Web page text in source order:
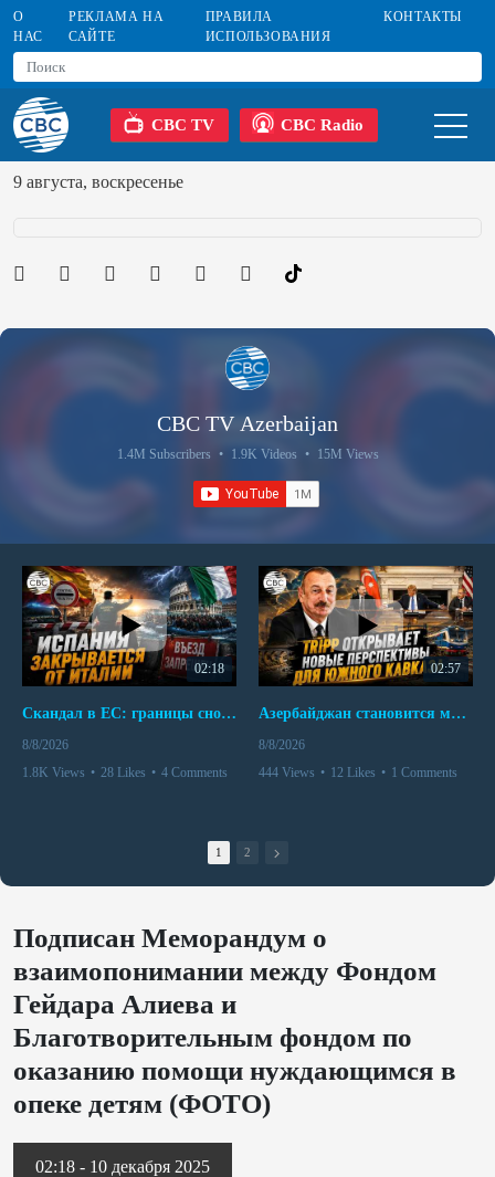
О
НАС
РЕКЛАМА НА
САЙТЕ
ПРАВИЛА
ИСПОЛЬЗОВАНИЯ
КОНТАКТЫ
CBC TV CBC Radio
9 августа, воскресенье
CBC TV Azerbaijan
1.4M Subscribers • 1.9K Videos • 15M Views
02:18
Скандал в ЕС: границы снова под контролем
8/8/2026
1.8K Views • 28 Likes • 4 Comments
02:57
Азербайджан становится мостом между Востоком и Западом
8/8/2026
444 Views • 12 Likes • 1 Comments
1 2
Подписан Меморандум о
взаимопонимании между Фондом
Гейдара Алиева и
Благотворительным фондом по
оказанию помощи нуждающимся в
опеке детям (ФОТО)
02:18 - 10 декабря 2025